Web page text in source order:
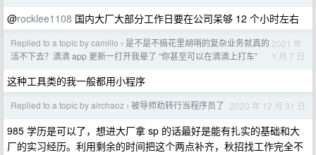
@rocklee1108 国内大厂大部分工作日要在公司呆够 12 个小时左右
Replied to a topic by camillo › 是不是不搞花里胡哨的复杂业务就真的
活不下去？滴滴 app 更新一打开我晕了 “你甚至可以在滴滴上打车”
2021 年
1 月 7 日
这种工具类的我一般都用小程序
Replied to a topic by airchaoz › 被导师劝转行当程序员了 2020 年 12 月 31 日
985 学历是可以了，想进大厂拿 sp 的话最好是能有扎实的基础和大
厂的实习经历。利用剩余的时间把这个两点补齐，秋招找工作完全不